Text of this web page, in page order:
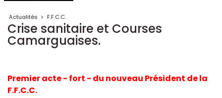
Actualités > F.F.C.C.
Crise sanitaire et Courses
Camarguaises.
Premier acte - fort - du nouveau Président de la
F.F.C.C.